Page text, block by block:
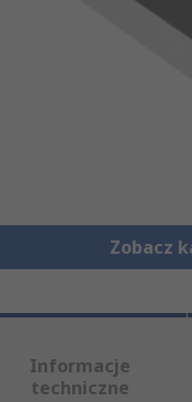
Zobacz
Informacje
techniczne